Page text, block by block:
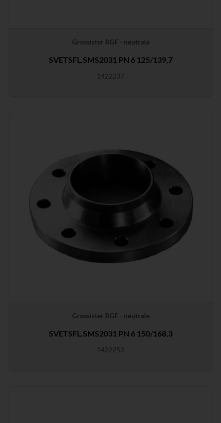
Grossister RGF - neutrala
SVETSFL.SMS2031 PN 6 125/139,7
1422237
Grossister RGF - neutrala
SVETSFL.SMS2031 PN 6 150/168,3
1422252